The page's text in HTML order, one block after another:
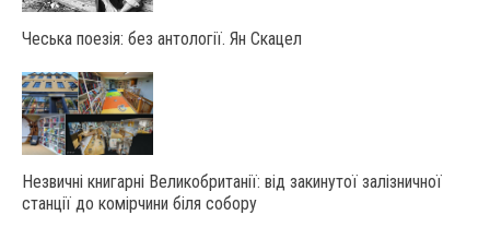
Чеська поезія: без антології. Ян Скацел
Незвичні книгарні Великобританії: від закинутої залізничної
станції до комірчини біля собору